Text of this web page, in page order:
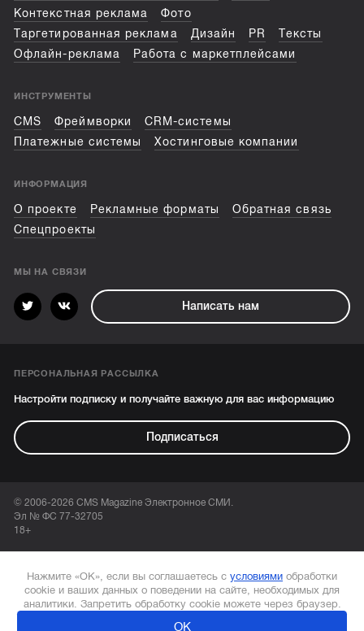
Контекстная реклама
Фото
Таргетированная реклама
Дизайн PR
Тексты
Офлайн-реклама
Работа с маркетплейсами
ИНСТРУМЕНТЫ
CMS Фреймворки
CRM-системы
Платежные системы
Хостинговые компании
ИНФОРМАЦИЯ
О проекте Рекламные форматы
Обратная связь
Спецпроекты
МЫ НА СВЯЗИ
Написать нам
ПЕРСОНАЛЬНАЯ РАССЫЛКА
Настройти подписку и получайте важную для вас информацию
Подписаться
© 2006-2026 CMS Magazine Электронное СМИ.
Эл № ФС 77-32705
18+
Нажмите «ОК», если вы соглашаетесь с условиями обработки
cookie и ваших данных о поведении на сайте, необходимых для
аналитики. Запретить обработку cookie можете через браузер.
ОК